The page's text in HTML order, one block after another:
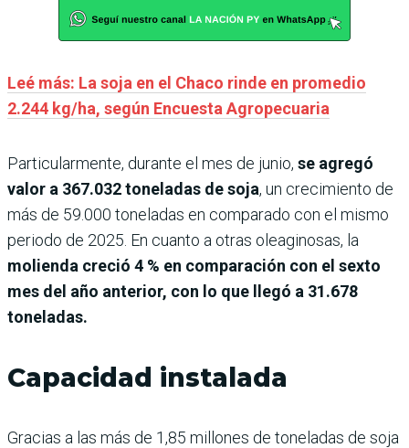
Leé más: La soja en el Chaco rinde en promedio
2.244 kg/ha, según Encuesta Agropecuaria
Particularmente, durante el mes de junio, se agregó
valor a 367.032 toneladas de soja, un crecimiento de
más de 59.000 toneladas en comparado con el mismo
periodo de 2025. En cuanto a otras oleaginosas, la
molienda creció 4 % en comparación con el sexto
mes del año anterior, con lo que llegó a 31.678
toneladas.
Capacidad instalada
Gracias a las más de 1,85 millones de toneladas de soja